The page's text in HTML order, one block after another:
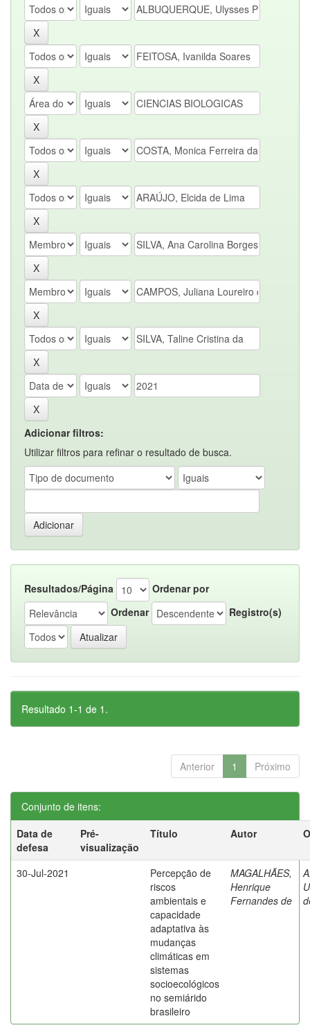
Adicionar filtros:
Utilizar filtros para refinar o resultado de busca.
Resultados/Página
Ordenar por
Ordenar
Registro(s)
Resultado 1-1 de 1.
Anterior 1 Próximo
Conjunto de itens:
Data de
defesa
Pré-
visualização
Título Autor
30-Jul-2021
Percepção de
riscos
ambientais e
capacidade
adaptativa às
mudanças
climáticas em
sistemas
socioecológicos
no semiárido
brasileiro
MAGALHÃES,
Henrique
Fernandes de